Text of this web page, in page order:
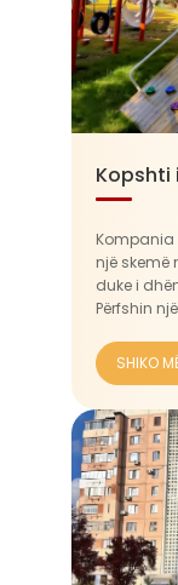
Kompania
një skemë
duke i
Përfshin
me shumë
SHIKO